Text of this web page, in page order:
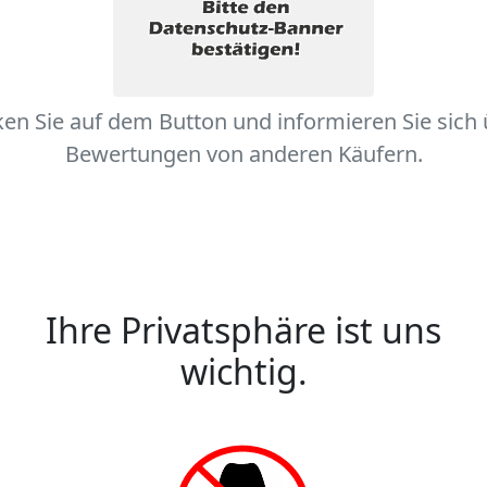
Sie auf dem Button und informieren Sie sich
Bewertungen von anderen Käufern.
Ihre Privatsphäre ist uns
wichtig.